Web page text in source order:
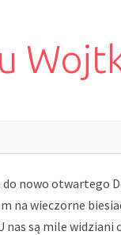
nowo otwartego
na wieczorne
nas są mile